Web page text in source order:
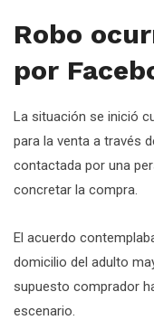
Robo
por
La situación se inició
para la venta a través
contactada por una
concretar la compra.
El acuerdo
domicilio del adulto
supuesto comprador
escenario.